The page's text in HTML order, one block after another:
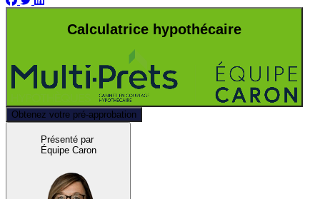
Calculatrice hypothécaire
Obtenez votre pré-approbation
Présenté par
Équipe Caron